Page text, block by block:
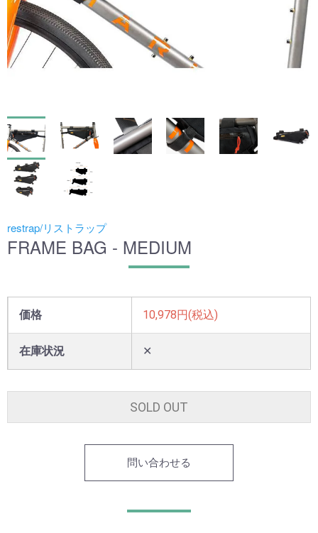
restrap/リストラップ
FRAME BAG - MEDIUM
価格 10,978円(税込)
在庫状況 ✕
SOLD OUT
問い合わせる